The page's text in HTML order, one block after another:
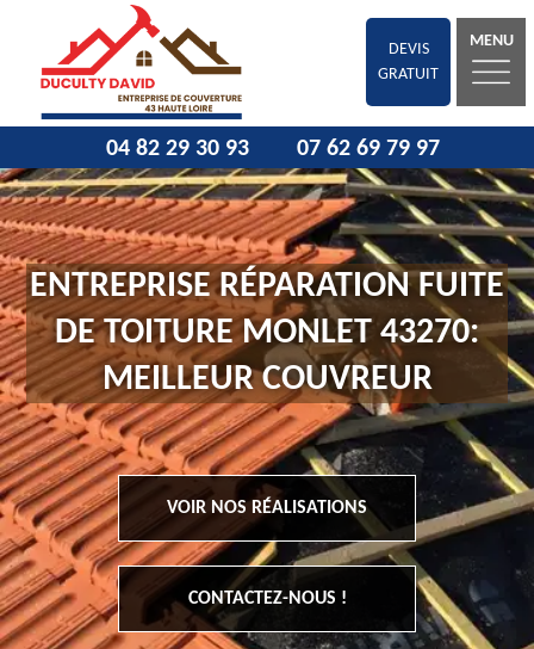
DEVIS
GRATUIT
MENU
04 82 29 30 93 07 62 69 79 97
ENTREPRISE RÉPARATION FUITE
DE TOITURE MONLET 43270:
MEILLEUR COUVREUR
VOIR NOS RÉALISATIONS
CONTACTEZ-NOUS !